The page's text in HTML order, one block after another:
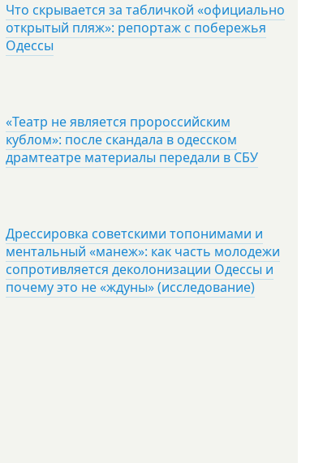
Что скрывается за табличкой «официально
открытый пляж»: репортаж с побережья
Одессы
«Театр не является пророссийским
кублом»: после скандала в одесском
драмтеатре материалы передали в СБУ
Дрессировка советскими топонимами и
ментальный «манеж»: как часть молодежи
сопротивляется деколонизации Одессы и
почему это не «ждуны» (исследование)